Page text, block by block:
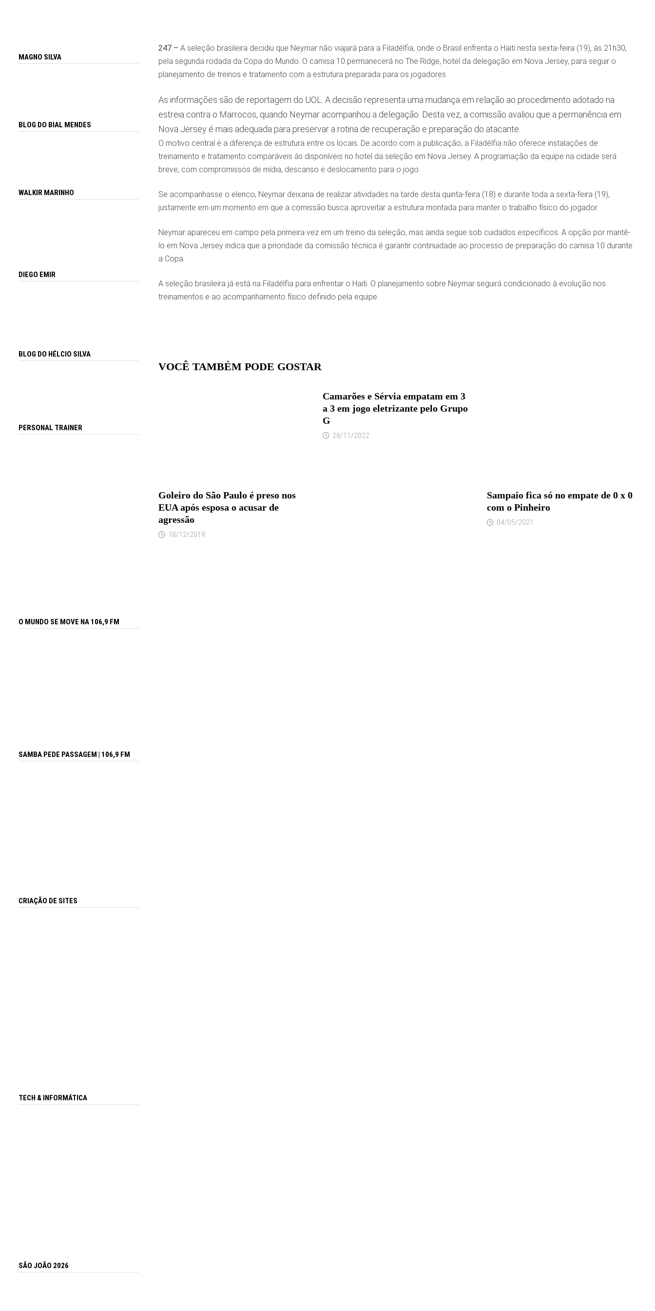
247 – A seleção brasileira decidiu que Neymar não viajará para a Filadélfia, onde o Brasil enfrenta o Haiti nesta sexta-feira (19), às 21h30,
pela segunda rodada da Copa do Mundo. O camisa 10 permanecerá no The Ridge, hotel da delegação em Nova Jersey, para seguir o
planejamento de treinos e tratamento com a estrutura preparada para os jogadores.
As informações são de reportagem do UOL. A decisão representa uma mudança em relação ao procedimento adotado na
estreia contra o Marrocos, quando Neymar acompanhou a delegação. Desta vez, a comissão avaliou que a permanência em
Nova Jersey é mais adequada para preservar a rotina de recuperação e preparação do atacante.
O motivo central é a diferença de estrutura entre os locais. De acordo com a publicação, a Filadélfia não oferece instalações de
treinamento e tratamento comparáveis às disponíveis no hotel da seleção em Nova Jersey. A programação da equipe na cidade será
breve, com compromissos de mídia, descanso e deslocamento para o jogo.
Se acompanhasse o elenco, Neymar deixaria de realizar atividades na tarde desta quinta-feira (18) e durante toda a sexta-feira (19),
justamente em um momento em que a comissão busca aproveitar a estrutura montada para manter o trabalho físico do jogador.
Neymar apareceu em campo pela primeira vez em um treino da seleção, mas ainda segue sob cuidados específicos. A opção por mantê-
lo em Nova Jersey indica que a prioridade da comissão técnica é garantir continuidade ao processo de preparação do camisa 10 durante
a Copa.
A seleção brasileira já está na Filadélfia para enfrentar o Haiti. O planejamento sobre Neymar seguirá condicionado à evolução nos
treinamentos e ao acompanhamento físico definido pela equipe.
VOCÊ TAMBÉM PODE GOSTAR
Goleiro do São Paulo é preso nos
EUA após esposa o acusar de
agressão
18/12/2019
Camarões e Sérvia empatam em 3
a 3 em jogo eletrizante pelo Grupo
G
28/11/2022
Sampaio fica só no empate de 0 x 0
com o Pinheiro
04/05/2021
MAGNO SILVA
BLOG DO BIAL MENDES
WALKIR MARINHO
DIEGO EMIR
BLOG DO HÉLCIO SILVA
PERSONAL TRAINER
O MUNDO SE MOVE NA 106,9 FM
SAMBA PEDE PASSAGEM | 106,9 FM
CRIAÇÃO DE SITES
TECH & INFORMÁTICA
SÃO JOÃO 2026